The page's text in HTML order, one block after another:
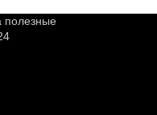
полезные